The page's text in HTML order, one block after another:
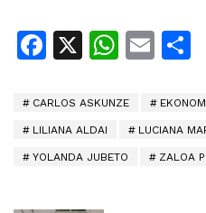
Facebook
X
CARLOS ASKUNZE
LILIANA ALDAI LUCIANA
YOLANDA JUBETO ZALOA